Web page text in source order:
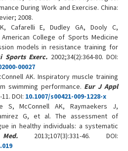
During Work and Exercise. China:
2008.
Cafarelli E, Dudley GA, Dooly C,
College of Sports Medicine
models in resistance training for
Sports Exerc. 2002;34(2):364-80. DOI:
00027
AK. Inspiratory muscle training
swimming performance. Eur J Appl
DOI: 10.1007/s00421-009-1228-x
S, McConnell AK, Raymaekers J,
G, et al. The assessment of
in healthy individuals: a systematic
2013;107(3):331-46. DOI: